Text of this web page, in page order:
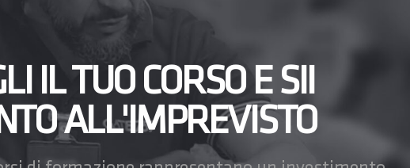
IL TUO CORSO E SII
ALL'IMPREVISTO